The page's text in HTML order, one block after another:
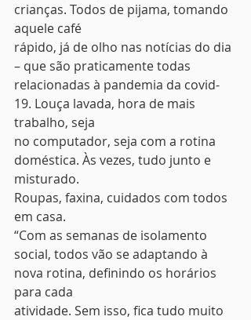
crianças. Todos de pijama, tomando
aquele café
rápido, já de olho nas notícias do dia
– que são praticamente todas
relacionadas à pandemia da covid-
19. Louça lavada, hora de mais
trabalho, seja
no computador, seja com a rotina
doméstica. Às vezes, tudo junto e
misturado.
Roupas, faxina, cuidados com todos
em casa.
“Com as semanas de isolamento
social, todos vão se adaptando à
nova rotina, definindo os horários
para cada
atividade. Sem isso, fica tudo muito